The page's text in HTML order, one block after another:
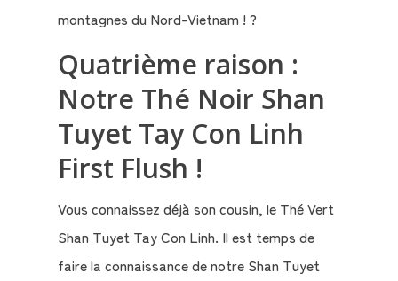
montagnes du Nord-Vietnam ! ?
Quatrième raison :
Notre Thé Noir Shan
Tuyet Tay Con Linh
First Flush !
Vous connaissez déjà son cousin, le Thé Vert
Shan Tuyet Tay Con Linh. Il est temps de
faire la connaissance de notre Shan Tuyet